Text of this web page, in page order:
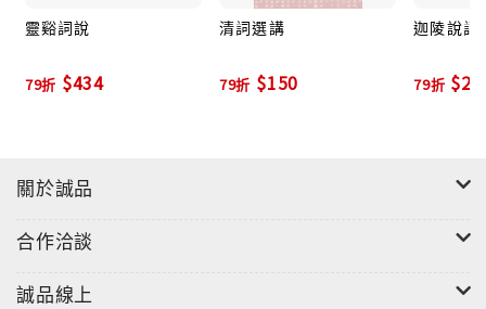
靈谿詞說
79折 $434
清詞選講
79折 $150
迦陵說詞
79折
關於誠品
合作洽談
誠品線上